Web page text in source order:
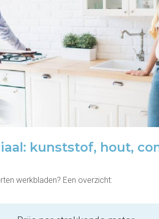
kunststof, hout,
werkbladen? Een overzicht: